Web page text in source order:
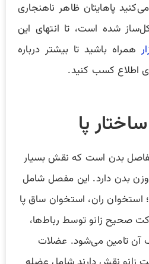
پاهایتان ظاهر ناهنجاری
شده است، تا انتهای این
همراه باشید تا بیشتر درباره
اطلاع کسب کنید.
پا
مفاصل بدن است که نقش بسیار
بدن دارد. این مفصل شامل
ران، استخوان ساق پا
صحیح زانو توسط رباط‌ها،
آن تامین می‌شود. عضلات